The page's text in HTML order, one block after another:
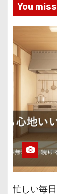
You
忙しい毎